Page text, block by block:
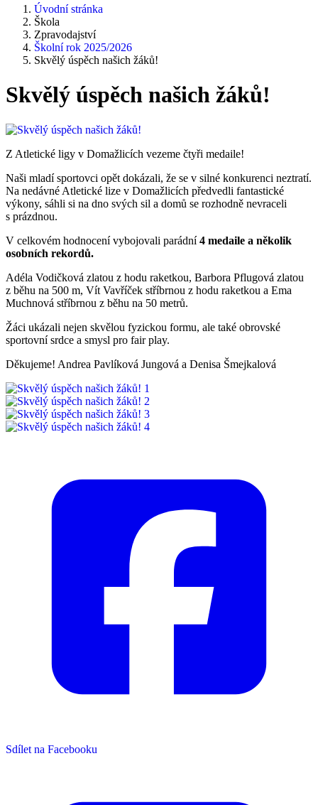
Úvodní stránka
Škola
Zpravodajství
Školní rok 2025/2026
Skvělý úspěch našich žáků!
Skvělý úspěch našich žáků!
Z Atletické ligy v Domažlicích vezeme čtyři medaile!
Naši mladí sportovci opět dokázali, že se v silné konkurenci neztratí.
Na nedávné Atletické lize v Domažlicích předvedli fantastické
výkony, sáhli si na dno svých sil a domů se rozhodně nevraceli
s prázdnou.
V celkovém hodnocení vybojovali parádní4 medaile a několik
osobních rekordů.
Adéla Vodičková zlatou z hodu raketkou, Barbora Pflugová zlatou
z běhu na 500 m, Vít Vavříček stříbrnou z hodu raketkou a Ema
Muchnová stříbrnou z běhu na 50 metrů.
Žáci ukázali nejen skvělou fyzickou formu, ale také obrovské
sportovní srdce a smysl pro fair play.
Děkujeme! Andrea Pavlíková Jungová a Denisa Šmejkalová
Sdílet na Facebooku